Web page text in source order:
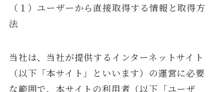
（１）ユーザーから直接取得する情報と取得方
法
当社は、当社が提供するインターネットサイト
（以下「本サイト」といいます）の運営に必要
な範囲で、本サイトの利用者（以下「ユーザ